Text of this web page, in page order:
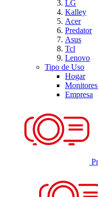
LG
Kalley
Acer
Predator
Asus
Tcl
Lenovo
Tipo de Uso
Hogar
Empresa